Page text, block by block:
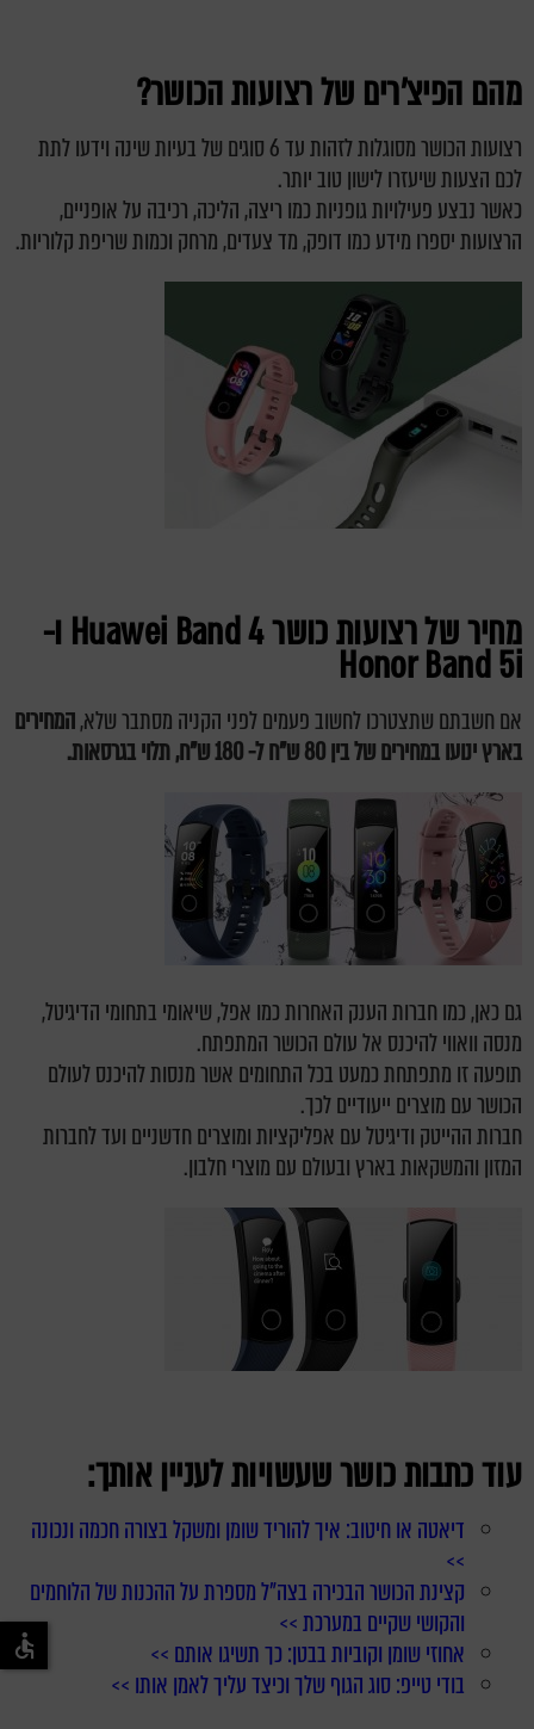
מהם הפיצ'רים של רצועות הכושר?
רצועות הכושר מסוגלות לזהות עד 6 סוגים של בעיות שינה וידעו לתת
לכם הצעות שיעזרו לישון טוב יותר.
כאשר נבצע פעילויות גופניות כמו ריצה, הליכה, רכיבה על אופניים,
הרצועות יספרו מידע כמו דופק, מד צעדים, מרחק וכמות שריפת קלוריות.
מחיר של רצועות כושר Huawei Band 4 ו-
Honor Band 5i
אם חשבתם שתצטרכו לחשוב פעמים לפני הקניה מסתבר שלא,המחירים
בארץ ינועו במחירים של בין 80 ש"ח ל- 180 ש"ח, תלוי בגרסאות.
גם כאן, כמו חברות הענק האחרות כמו אפל, שיאומי בתחומי הדיגיטל,
מנסה וואווי להיכנס אל עולם הכושר המתפתח.
תופעה זו מתפתחת כמעט בכל התחומים אשר מנסות להיכנס לעולם
הכושר עם מוצרים ייעודיים לכך.
חברות ההייטק ודיגיטל עם אפליקציות ומוצרים חדשניים ועד לחברות
המזון והמשקאות בארץ ובעולם עם מוצרי חלבון.
עוד כתבות כושר שעשויות לעניין אותך:
דיאטה או חיטוב: איך להוריד שומן ומשקל בצורה חכמה ונכונה
>>
קצינת הכושר הבכירה בצה"ל מספרת על ההכנות של הלוחמים
והקושי שקיים במערכת >>
אחוזי שומן וקוביות בבטן: כך תשיגו אותם >>
בודי טייפ: סוג הגוף שלך וכיצד עליך לאמן אותו >>